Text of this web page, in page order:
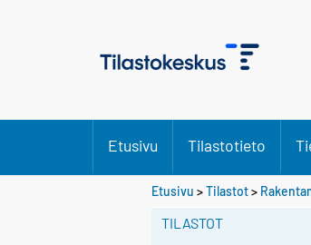
Etusivu Tilastotieto
Etusivu >Tilastot>
TILASTOT